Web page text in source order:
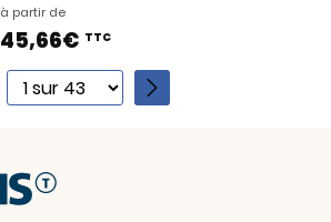
à partir de
45,66€ TTC
1
2